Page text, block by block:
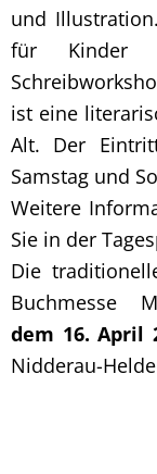
und
für Kinder
ist eine
Alt. Der
Samstag und
Weitere
Sie in der
Die
Buchmesse
dem 16. April
Nidderau-